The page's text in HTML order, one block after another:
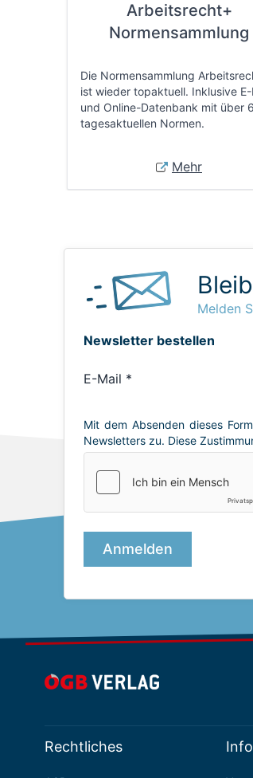
Arbeitsrecht+
Normensammlung
Die Normensammlung
ist wieder topaktuell. Inklusive E-
und Online-Datenbank mit über
tagesaktuellen Normen.
Mehr
Melden
Rechtliches